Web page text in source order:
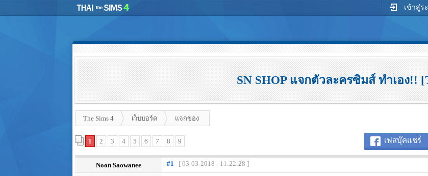
เข้าสู่ร
SN SHOP แจกตัวละครซิมส์ ทำเอง!!
The Sims 4 เว็บบอร์ด แจกของ
เฟสบุ๊คแชร์
1 2 3 4 5 6 7 8 9
Noon Saowanee #1 [ 03-03-2018 - 11:22:28 ]